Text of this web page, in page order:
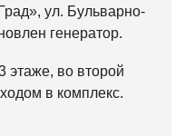
ул. Бульварно-
генератор.
этаже, во второй
в комплекс.